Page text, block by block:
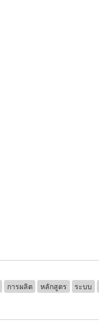
การผลิต หลักสูตร ระบบ